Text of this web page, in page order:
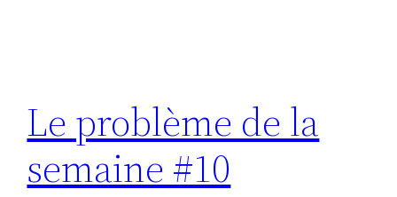
Le problème de la
semaine #10